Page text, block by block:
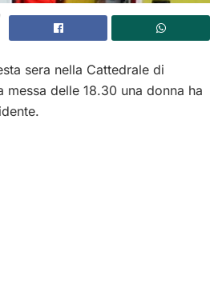
sera nella Cattedrale di
messa delle 18.30 una donna ha